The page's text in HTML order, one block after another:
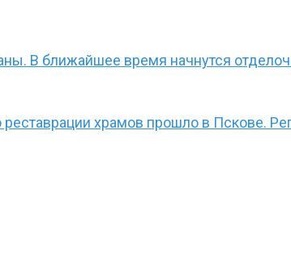
В ближайшее время начнутся
храмов прошло в Пскове.